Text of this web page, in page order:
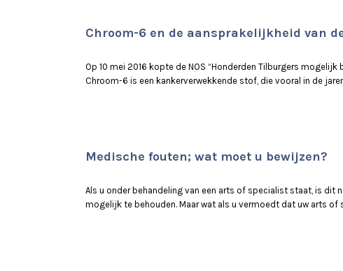
Chroom-6 en de aansprakelijkheid van
Op 10 mei 2016 kopte de NOS “Honderden Tilburgers
Chroom-6 is een kankerverwekkende stof, die vooral in de
Medische fouten; wat moet u bewijzen?
Als u onder behandeling van een arts of specialist staat, is dit
mogelijk te behouden. Maar wat als u vermoedt dat uw arts